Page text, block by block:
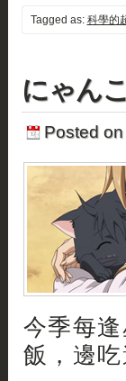
Tagged as: 科學的
にゃん
Posted
今季每
飯，邊吃